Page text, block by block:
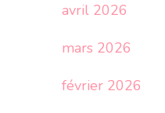
avril 2026
mars 2026
février 2026